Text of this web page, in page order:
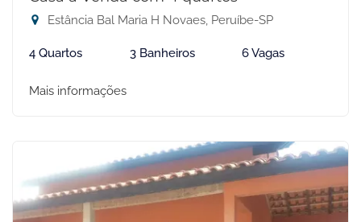
Estância Bal Maria H Novaes, Peruíbe-SP
4 Quartos 3 Banheiros 6 Vagas
Mais informações